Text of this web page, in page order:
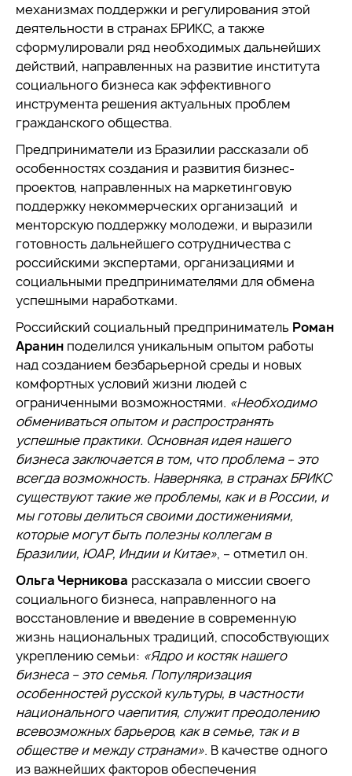
механизмах поддержки и регулирования этой
деятельности в странах БРИКС, а также
сформулировали ряд необходимых дальнейших
действий, направленных на развитие института
социального бизнеса как эффективного
инструмента решения актуальных проблем
гражданского общества.
Предприниматели из Бразилии рассказали об
особенностях создания и развития бизнес-
проектов, направленных на маркетинговую
поддержку некоммерческих организаций и
менторскую поддержку молодежи, и выразили
готовность дальнейшего сотрудничества с
российскими экспертами, организациями и
социальными предпринимателями для обмена
успешными наработками.
Российский социальный предприниматель Роман
Аранин поделился уникальным опытом работы
над созданием безбарьерной среды и новых
комфортных условий жизни людей с
ограниченными возможностями. «Необходимо
обмениваться опытом и распространять
успешные практики. Основная идея нашего
бизнеса заключается в том, что проблема – это
всегда возможность. Наверняка, в странах БРИКС
существуют такие же проблемы, как и в России, и
мы готовы делиться своими достижениями,
которые могут быть полезны коллегам в
Бразилии, ЮАР, Индии и Китае», – отметил он.
Ольга Черникова рассказала о миссии своего
социального бизнеса, направленного на
восстановление и введение в современную
жизнь национальных традиций, способствующих
укреплению семьи: «Ядро и костяк нашего
бизнеса – это семья. Популяризация
особенностей русской культуры, в частности
национального чаепития, служит преодолению
всевозможных барьеров, как в семье, так и в
обществе и между странами». В качестве одного
из важнейших факторов обеспечения